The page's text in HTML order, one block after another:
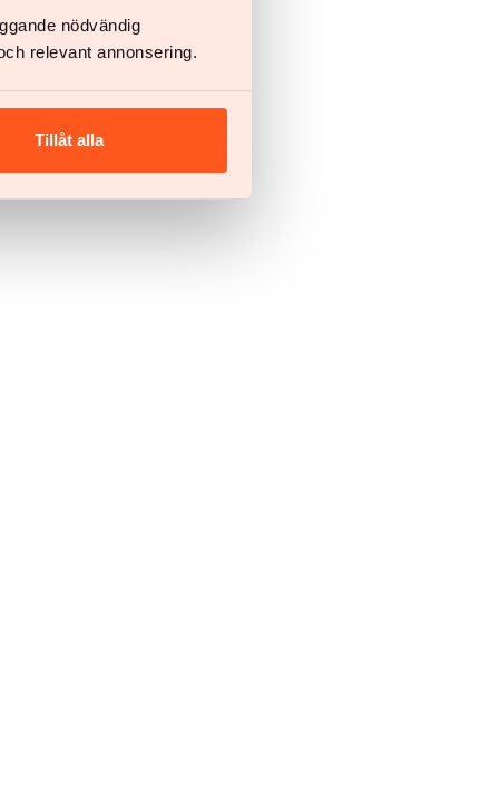
nödvändig
relevant annonsering.
Tillåt alla